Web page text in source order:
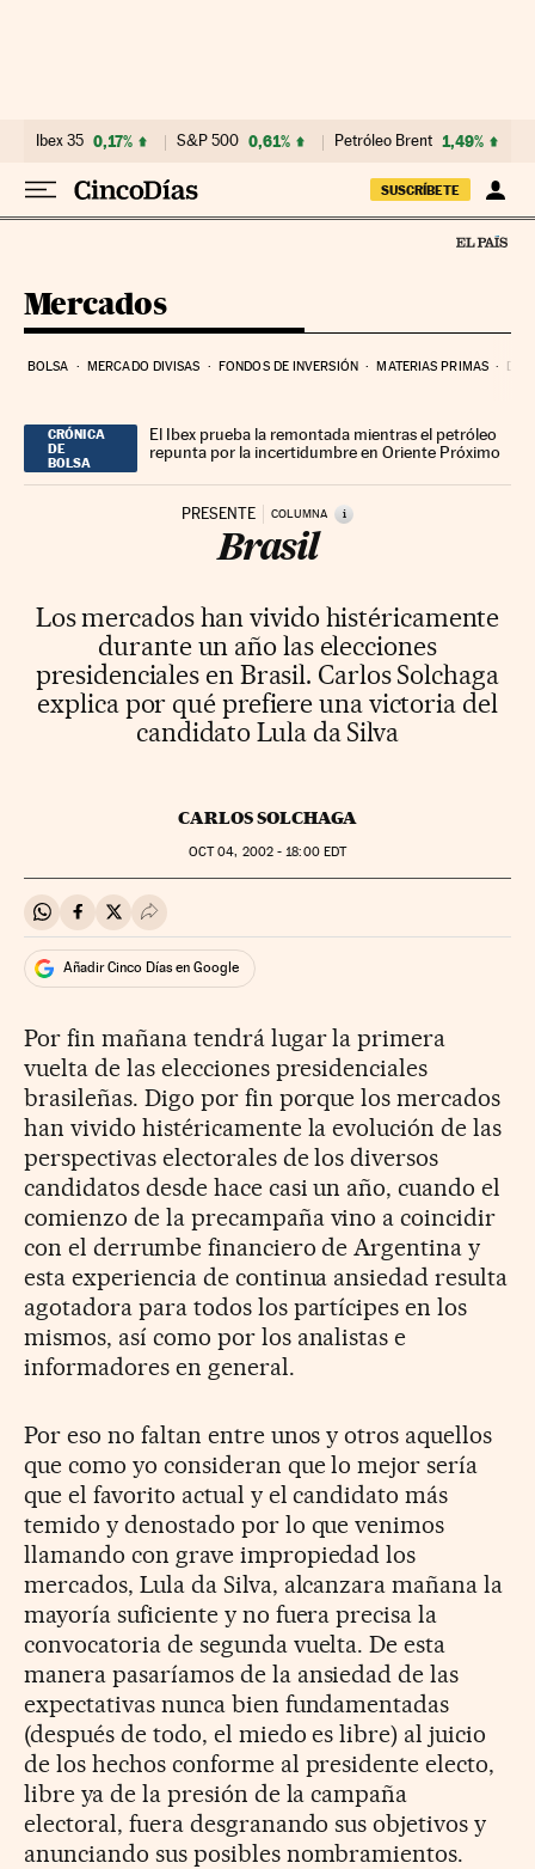
Ibex 35 0,17% S&P 500 0,61% Petróleo Brent 1,49%
SUSCRÍBETE
Mercados
BOLSA MERCADO DIVISAS FONDOS DE INVERSIÓN MATERIAS PRIMAS
CRÓNICA
DE
BOLSA
El Ibex prueba la remontada mientras el petróleo
repunta por la incertidumbre en Oriente Próximo
PRESENTE COLUMNA i
Brasil
Los mercados han vivido histéricamente
durante un año las elecciones
presidenciales en Brasil. Carlos Solchaga
explica por qué prefiere una victoria del
candidato Lula da Silva
CARLOS SOLCHAGA
OCT04, 2002 - 18:00EDT
Compartir en Whatsapp
Compartir en Facebook
Compartir en Twitter
Desplegar Redes Sociales
Añadir Cinco Días en Google
Por fin mañana tendrá lugar la primera
vuelta de las elecciones presidenciales
brasileñas. Digo por fin porque los mercados
han vivido histéricamente la evolución de las
perspectivas electorales de los diversos
candidatos desde hace casi un año, cuando el
comienzo de la precampaña vino a coincidir
con el derrumbe financiero de Argentina y
esta experiencia de continua ansiedad resulta
agotadora para todos los partícipes en los
mismos, así como por los analistas e
informadores en general.
Por eso no faltan entre unos y otros aquellos
que como yo consideran que lo mejor sería
que el favorito actual y el candidato más
temido y denostado por lo que venimos
llamando con grave impropiedad los
mercados, Lula da Silva, alcanzara mañana la
mayoría suficiente y no fuera precisa la
convocatoria de segunda vuelta. De esta
manera pasaríamos de la ansiedad de las
expectativas nunca bien fundamentadas
(después de todo, el miedo es libre) al juicio
de los hechos conforme al presidente electo,
libre ya de la presión de la campaña
electoral, fuera desgranando sus objetivos y
anunciando sus posibles nombramientos.